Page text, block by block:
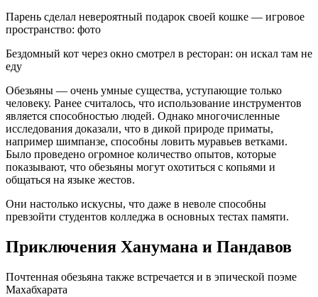
Парень сделал невероятный подарок своей кошке — игровое
пространство: фото
Бездомный кот через окно смотрел в ресторан: он искал там не
еду
Обезьяны — очень умные существа, уступающие только
человеку. Ранее считалось, что использование инструментов
является способностью людей. Однако многочисленные
исследования доказали, что в дикой природе приматы,
например шимпанзе, способны ловить муравьев ветками.
Было проведено огромное количество опытов, которые
показывают, что обезьяны могут охотиться с копьями и
общаться на языке жестов.
Они настолько искусны, что даже в неволе способны
превзойти студентов колледжа в основных тестах памяти.
Приключения Ханумана и Пандавов
Почтенная обезьяна также встречается и в эпической поэме
Махабхарата